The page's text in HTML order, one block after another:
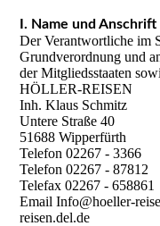
I. Name und
Der Verantwortliche im
Grundverordnung und
der Mitgliedsstaaten
HÖLLER-REISEN
Inh. Klaus Schmitz
Untere Straße 40
51688 Wipperfürth
Telefon 02267 - 3366
Telefon 02267 - 87812
Telefax 02267 - 658861
Email Info@hoeller-
reisen.del.de